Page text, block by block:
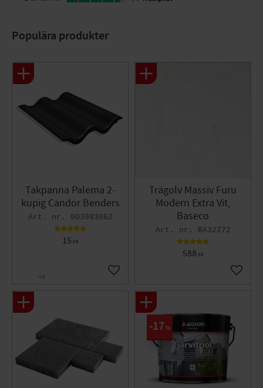
Populära produkter
Takpanna Palema 2-
kupig Candor Benders
003983062
15 KR
Lägg till i favoriter
+4
Trägolv Massiv Furu
Modern Extra Vit,
Baseco
BA32272
588 KR
Lägg
17 %